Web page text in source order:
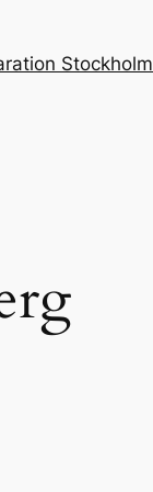
Stockholm